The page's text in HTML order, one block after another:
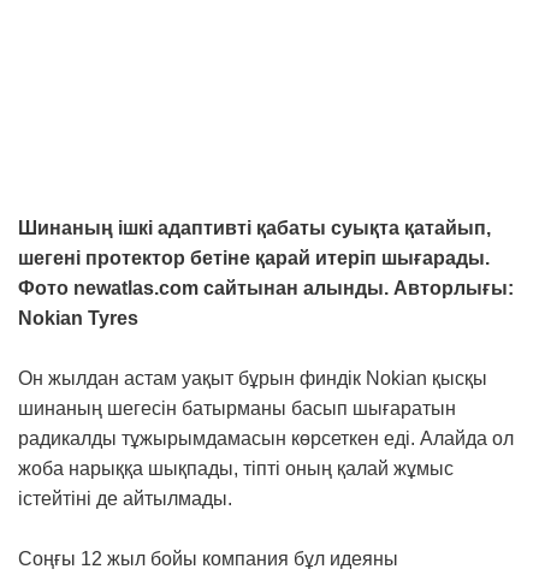
Шинаның ішкі адаптивті қабаты суықта қатайып,
шегені протектор бетіне қарай итеріп шығарады.
Фото newatlas.com сайтынан алынды. Авторлығы:
Nokian Tyres
Он жылдан астам уақыт бұрын финдік Nokian қысқы
шинаның шегесін батырманы басып шығаратын
радикалды тұжырымдамасын көрсеткен еді. Алайда ол
жоба нарыққа шықпады, тіпті оның қалай жұмыс
істейтіні де айтылмады.
Соңғы 12 жыл бойы компания бұл идеяны